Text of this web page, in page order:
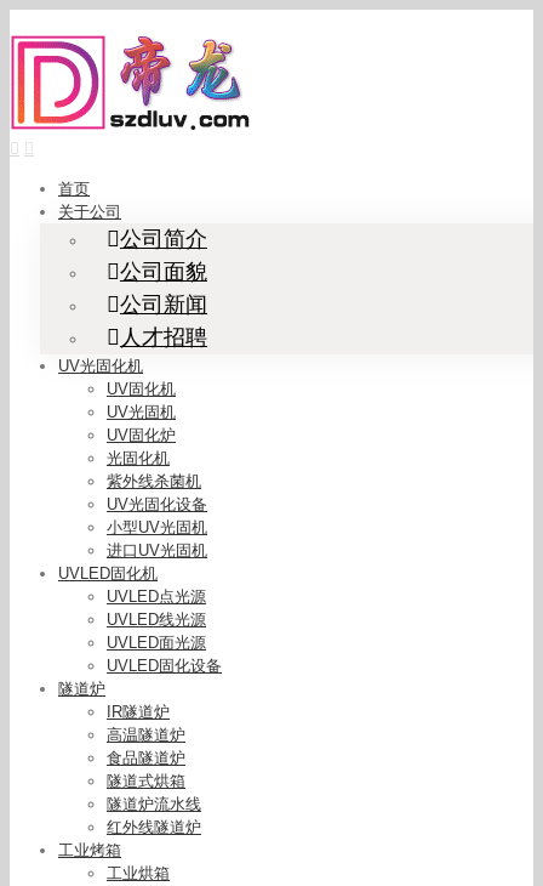
to
content
首页
关于公司
公司简介
公司面貌
公司新闻
人才招聘
UV光固化机
UV固化机
UV光固机
UV固化炉
光固化机
紫外线杀菌机
UV光固化设备
小型UV光固机
进口UV光固机
UVLED固化机
UVLED点光源
UVLED线光源
UVLED面光源
UVLED固化设备
隧道炉
IR隧道炉
高温隧道炉
食品隧道炉
隧道式烘箱
隧道炉流水线
红外线隧道炉
工业烤箱
工业烘箱